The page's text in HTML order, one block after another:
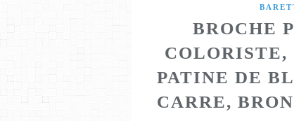
BROCHE
COLORISTE,
PATINE DE
CARRE,